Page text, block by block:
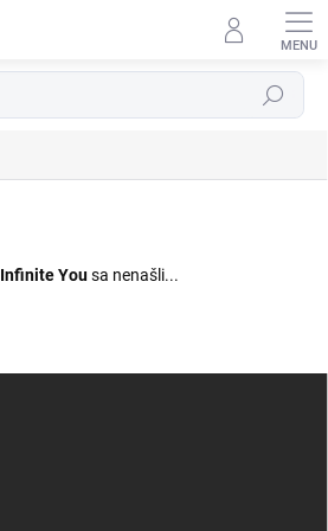
Hľadať
Infinite Yousa nenašli...